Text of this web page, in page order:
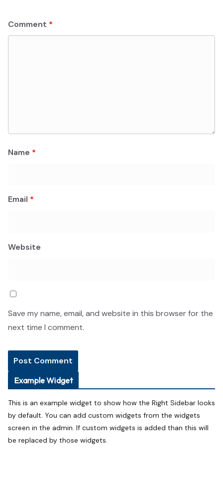
Comment *
Name *
Email *
Website
Save my name, email, and website in this browser for the
next time I comment.
Example Widget
This is an example widget to show how the Right Sidebar looks
by default. You can add custom widgets from the widgets
screen in the admin. If custom widgets is added than this will
be replaced by those widgets.